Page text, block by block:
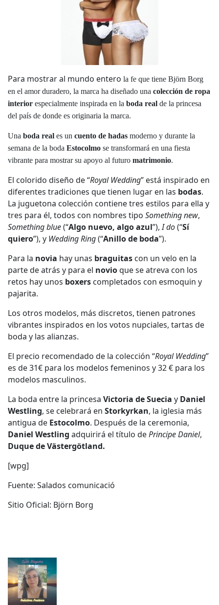
Para mostrar al mundo entero la fe que tiene Björn Borg
en el amor duradero, la marca ha diseñado una colección de ropa
interior especialmente inspirada en la boda real de la princesa
del país de donde es originaria la marca.
Una boda real es un cuento de hadas moderno y durante la
semana de la boda Estocolmo se transformará en una fiesta
vibrante para mostrar su apoyo al futuro matrimonio.
El colorido diseño de “Royal Wedding” está inspirado en
diferentes tradiciones que tienen lugar en las bodas.
La juguetona colección contiene tres estilos para ella y
tres para él, todos con nombres tipo Something new,
Somethingblue(“Algo nuevo, algo azul”),I do(“Sí
quiero”), y Wedding Ring(“Anillo de boda”).
Para la novia hay unas braguitas con un velo en la
parte de atrás y para el novioque se atreva con los
retos hay unos boxers completados con esmoquin y
pajarita.
Los otros modelos, más discretos, tienen patrones
vibrantes inspirados en los votos nupciales, tartas de
boda y las alianzas.
El precio recomendado de la colección “Royal Wedding”
es de 31€ para los modelos femeninos y 32 € para los
modelos masculinos.
La boda entre la princesa Victoria de Suecia y Daniel
Westling, se celebrará en Storkyrkan, la iglesia más
antigua de Estocolmo. Después de la ceremonia,
Daniel Westling adquirirá el título dePrincipe Daniel,
Duque de Västergötland.
[wpg]
Fuente: Salados comunicació
Sitio Oficial: Björn Borg